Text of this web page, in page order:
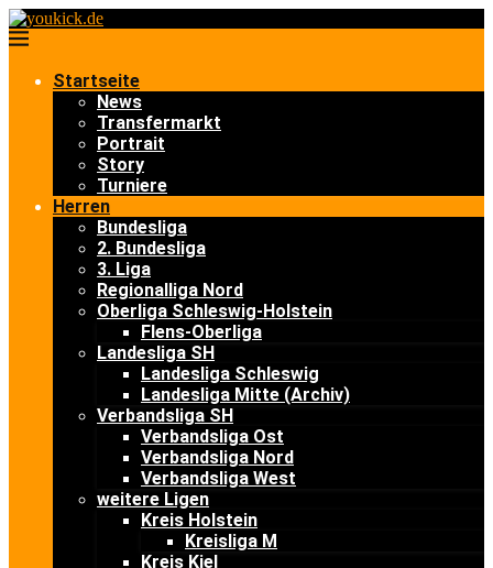
Startseite
News
Transfermarkt
Portrait
Story
Turniere
Herren
Bundesliga
2. Bundesliga
3. Liga
Regionalliga Nord
Oberliga Schleswig-Holstein
Flens-Oberliga
Landesliga SH
Landesliga Schleswig
Landesliga Mitte (Archiv)
Verbandsliga SH
Verbandsliga Ost
Verbandsliga Nord
Verbandsliga West
weitere Ligen
Kreis Holstein
Kreisliga M
Kreis Kiel